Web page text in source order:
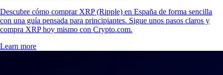
Descubre cómo comprar XRP (Ripple) en España de forma sencilla
con una guía pensada para principiantes. Sigue unos pasos claros y
compra XRP hoy mismo con Crypto.com.
Learn more